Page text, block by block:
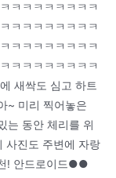
ㅋㅋㅋㅋㅋㅋㅋㅋ
ㅋㅋㅋㅋㅋㅋㅋㅋ
ㅋㅋㅋㅋㅋㅋㅋㅋ
ㅋㅋㅋㅋㅋㅋㅋㅋ
새싹도 심고 하트
~ 미리 찍어놓은
는 동안 체리를 위
사진도 주변에 자랑
! 안드로이드●●